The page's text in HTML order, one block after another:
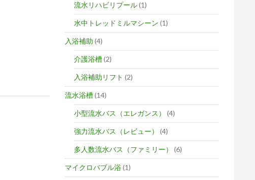
流水リハビリプール(1)
水中トレッドミルマシーン (1)
入浴補助 (4)
介護浴槽(2)
入浴補助リフト (2)
流水浴槽(14)
小型流水バス（エレガンス） (4)
強力流水バス（レビュー） (4)
多人数流水バス（ファミリー） (6)
マイクロバブル浴 (1)